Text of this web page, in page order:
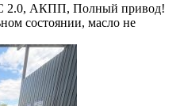
2.0, АКПП, Полный привод!
состоянии, масло не